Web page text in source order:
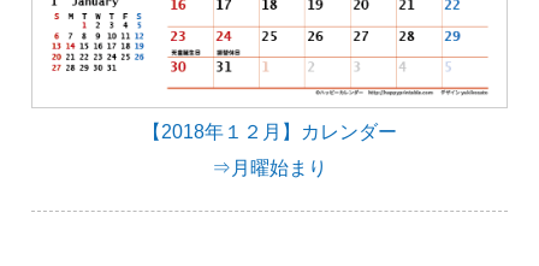
【2018年１２月】カレンダー
⇒月曜始まり